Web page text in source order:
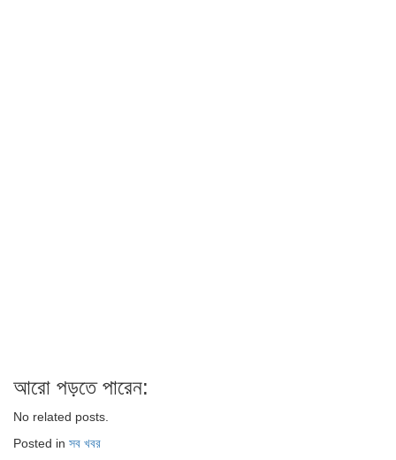
আরো পড়তে পারেন:
No related posts.
Posted in সব খবর